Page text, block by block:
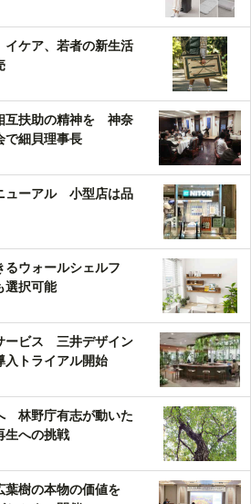
ケア、若者の新生活
互扶助の精神を 神奈
で細貝理事長
ューアル 小型店は品
るウォールシェルフ
選択可能
ービス 三井デザイン
入トライアル開始
林野庁有志が動いた
生への挑戦
葉樹の本物の価値を